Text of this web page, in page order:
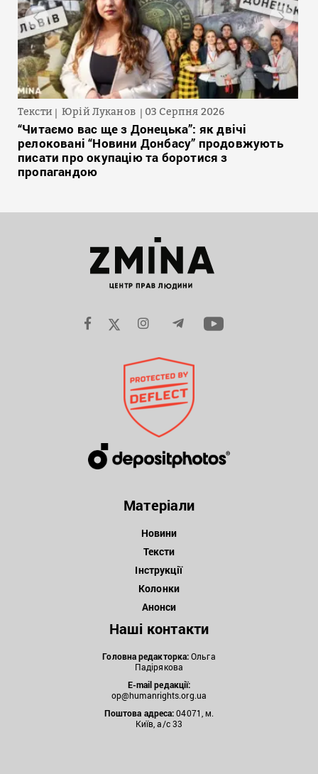
Тексти Юрій Луканов 03 Серпня 2026
“Читаємо вас ще з Донецька”: як двічі
релоковані “Новини Донбасу” продовжують
писати про окупацію та боротися з
пропагандою
Матеріали
Новини
Тексти
Інструкції
Колонки
Анонси
Наші контакти
Головна редакторка:Ольга
Падірякова
E-mail редакції:
op@humanrights.org.ua
Поштова адреса:04071, м.
Київ, а/с 33